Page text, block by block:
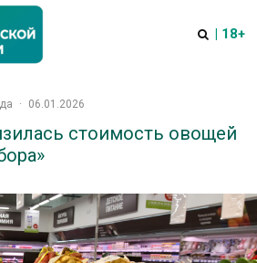
| 18+
· 06.01.2026
стоимость овощей